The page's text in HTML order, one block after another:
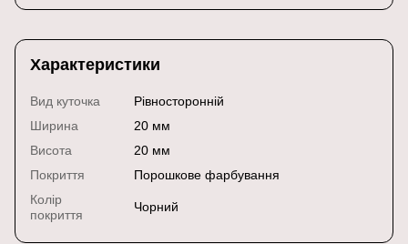
Характеристики
Вид куточка
Рівносторонній
Ширина
20 мм
Висота
20 мм
Покриття
Порошкове фарбування
Колір
покриття
Чорний